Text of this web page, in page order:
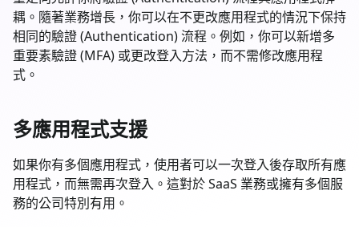
耦。隨著業務增長，你可以在不更改應用程式的情況下保持
相同的驗證 (Authentication) 流程。例如，你可以新增多
重要素驗證 (MFA) 或更改登入方法，而不需修改應用程
式。
多應用程式支援
如果你有多個應用程式，使用者可以一次登入後存取所有應
用程式，而無需再次登入。這對於 SaaS 業務或擁有多個服
務的公司特別有用。